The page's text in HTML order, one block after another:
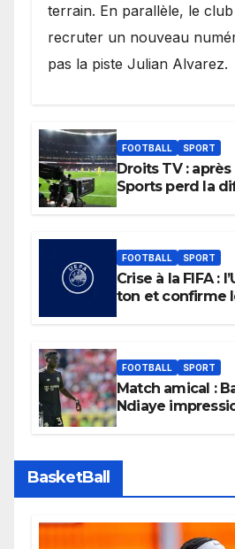
terrain. En parallèle, le
recruter un nouveau
pas la piste Julian Alvarez.
FOOTBALL SPORT
Droits TV : après
Sports perd la
FOOTBALL SPORT
Crise à la FIFA :
ton et confirme
FOOTBALL SPORT
Match amical :
Ndiaye
BasketBall